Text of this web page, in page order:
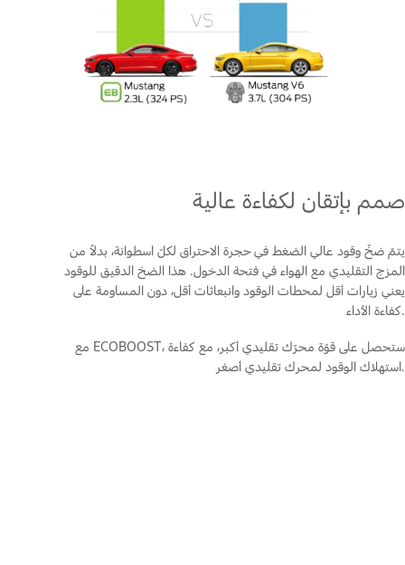
صمم بإتقان لكفاءة عالية
يتمّ ضخّ وقود عالي الضغط في حجرة الاحتراق لكلّ اسطوانة، بدلاً من
المزج التقليدي مع الهواء في فتحة الدخول. هذا الضخ الدقيق للوقود
يعني زيارات أقل لمحطات الوقود وانبعاثات أقل، دون المساومة على
كفاءة الأداء.
مع ECOBOOST، ستحصل على قوّة محرّك تقليدي أكبر، مع كفاءة
استهلاك الوقود لمحرك تقليدي أصغر.